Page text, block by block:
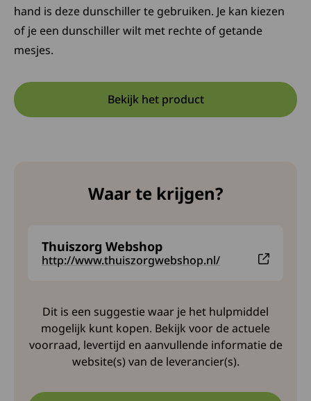
hand is deze dunschiller te gebruiken. Je kan kiezen
of je een dunschiller wilt met rechte of getande
mesjes.
Bekijk het product
Opent in een nieuwe tab:
Deze link opent in een nieuw
Waar te krijgen?
Thuiszorg Webshop
http://www.thuiszorgwebshop.nl/
Deze link leidt naar een externe website en opent
Dit is een suggestie waar je het hulpmiddel
mogelijk kunt kopen. Bekijk voor de actuele
voorraad, levertijd en aanvullende informatie de
website(s) van de leverancier(s).